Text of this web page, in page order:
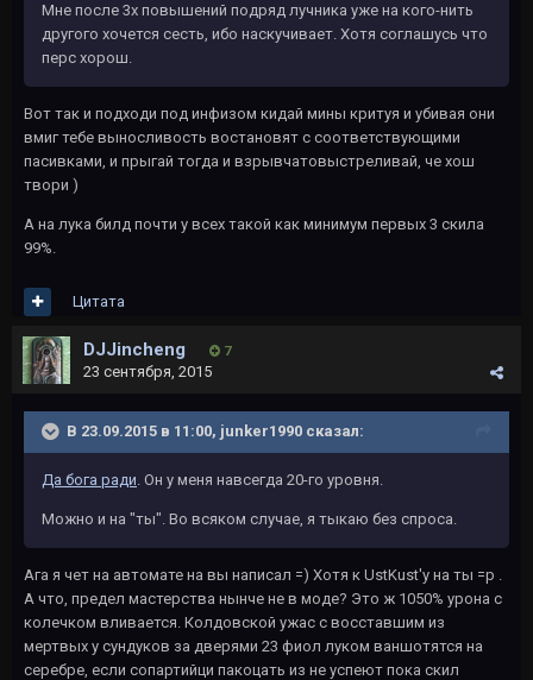
Мне после 3х повышений подряд лучника уже на кого-нить
другого хочется сесть, ибо наскучивает. Хотя соглашусь что
перс хорош.
Вот так и подходи под инфизом кидай мины критуя и убивая они
вмиг тебе выносливость востановят с соответствующими
пасивками, и прыгай тогда и взрывчатовыстреливай, че хош
твори )
А на лука билд почти у всех такой как минимум первых 3 скила
99%.
Цитата
DJJincheng 7
23 сентября, 2015
В 23.09.2015 в 11:00, junker1990 сказал:
Да бога ради. Он у меня навсегда 20-го уровня.
Можно и на "ты". Во всяком случае, я тыкаю без спроса.
Ага я чет на автомате на вы написал =) Хотя к UstKust'у на ты =р .
А что, предел мастерства нынче не в моде? Это ж 1050% урона с
колечком вливается. Колдовской ужас с восставшим из
мертвых у сундуков за дверями 23 фиол луком ваншотятся на
серебре, если сопартийци пакоцать из не успеют пока скил